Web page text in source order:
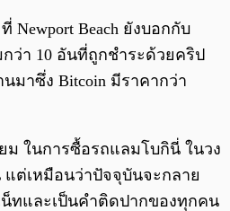
Newport Beach ยังบอกกับ
ว่า 10 อันที่ถูกชำระด้วยคริป
มาซึ่ง Bitcoin มีราคากว่า
ม ในการซื้อรถแลมโบกินี่ ในวง
ต่เหมือนว่าปัจจุบันจะกลาย
น็ทและเป็นคำติดปากของทุกคน